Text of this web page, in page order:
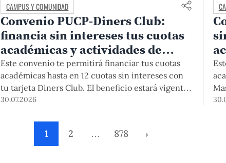
CAMPUS Y COMUNIDAD
Convenio PUCP-Diners Club:
financia sin intereses tus cuotas
académicas y actividades de
educación continua
Este convenio te permitirá financiar tus cuotas
académicas hasta en 12 cuotas sin intereses con
tu tarjeta Diners Club. El beneficio estará vigente
hasta el 31 de diciembre del 2026 para pregrado y
anteriores, trámites académicos, diplomaturas,
programas, cursos o talleres de educación
continua que se pagan con tarjeta de crédito
30.07.2026
1 2 … 878 ›